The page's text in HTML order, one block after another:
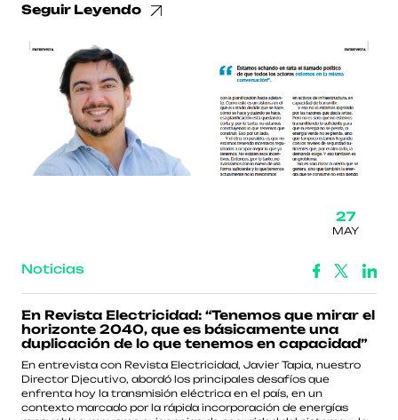
Seguir Leyendo
27
MAY
Noticias
En Revista Electricidad: “Tenemos que mirar el
horizonte 2040, que es básicamente una
duplicación de lo que tenemos en capacidad”
En entrevista con Revista Electricidad, Javier Tapia, nuestro
Director Djecutivo, abordó los principales desafíos que
enfrenta hoy la transmisión eléctrica en el país, en un
contexto marcado por la rápida incorporación de energías